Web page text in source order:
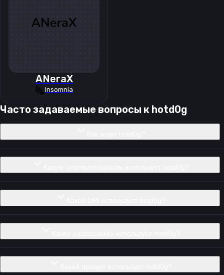
ANeraX
Insomnia
Часто задаваемые вопросы к hotd0g